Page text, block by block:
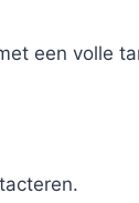
een volle